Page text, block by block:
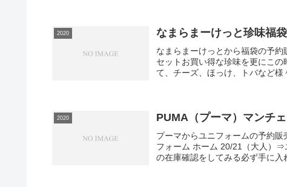
2020 なまらまーけっと珍味福
なまらまーけっとから福袋の予
セットお買い得な珍味を更にこ
て、チーズ、ほっけ、トバなど
2020 PUMA（プーマ）マンチ
プーマからユニフォームの予約
フォーム ホーム 20/21（大人）
の在庫確認をしてみる必ず手に